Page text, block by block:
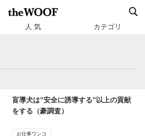
人 気 カテゴリ
盲導犬は”安全に誘導する”以上の貢献
をする（豪調査）
お仕事ワンコ